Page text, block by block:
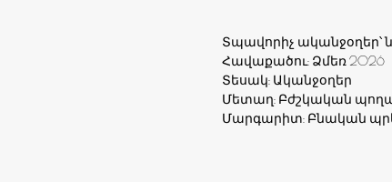
Տպավորիչ ականջօղեր՝
Հավաքածու: Ձմեռ 2026
Տեսակ: Ականջօղեր
Մետաղ: Բժշկական
Մարգարիտ: Բնական